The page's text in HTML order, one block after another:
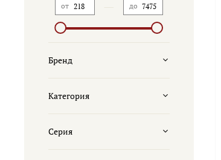
от до
Бренд
Категория
Серия